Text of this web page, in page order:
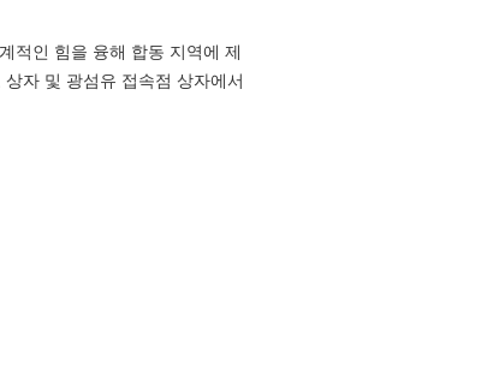
적인 힘을 융해 합동 지역에 제
자 및 광섬유 접속점 상자에서